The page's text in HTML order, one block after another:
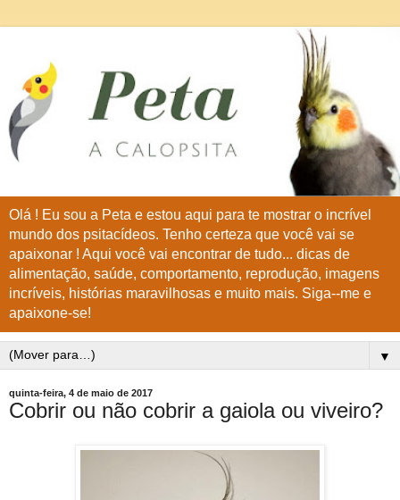
Olá ! Eu sou a Peta e estou aqui para te mostrar o incrível
mundo dos psitacídeos. Tenho certeza que você vai se
apaixonar ! Aqui você vai encontrar de tudo... dicas de
alimentação, saúde, comportamento, reprodução, imagens
incríveis, histórias maravilhosas e muito mais. Siga--me e
apaixone-se!
▼
quinta-feira, 4 de maio de 2017
Cobrir ou não cobrir a gaiola ou viveiro?